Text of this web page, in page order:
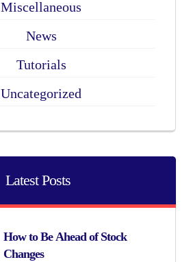
Miscellaneous
News
Tutorials
Uncategorized
Latest Posts
How to Be Ahead of Stock
Changes